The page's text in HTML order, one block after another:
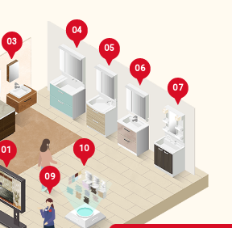
セレクトルーム
01
03
04
05
06
07
09
10